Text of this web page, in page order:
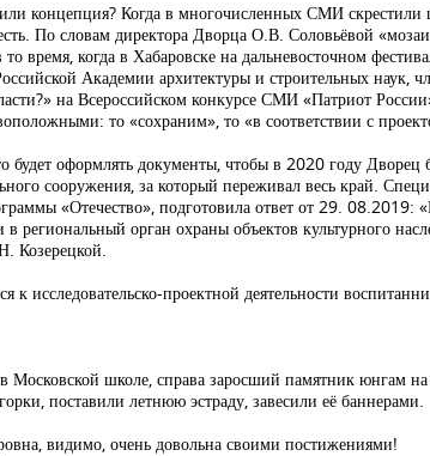
концепция? Когда в многочисленных СМИ
По словам директора Дворца О.В. Соловьёвой
время, когда в Хабаровске на дальневосточном
Академии архитектуры и строительных наук,
на Всероссийском конкурсе СМИ «Патриот
то «сохраним», то «в соответствии с
будет оформлять документы, чтобы в 2020 году
сооружения, за который переживал весь край.
«Отечество», подготовила ответ от 29.
региональный орган охраны объектов культурного
Козерецкой.
к исследовательско-проектной деятельности
школе, справа заросший памятник юнгам на
поставили летнюю эстраду, завесили её баннерами.
видимо, очень довольна своими постижениями!